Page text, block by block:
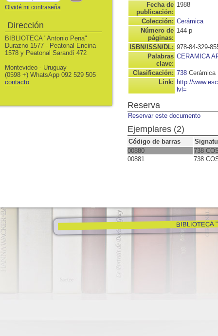
Fecha de
publicación:
1988
Colección: Cerámica
Número de
páginas:
144 p
ISBN/ISSN/DL: 978-84-329-
Palabras
clave:
CERAMICA
Clasificación: 738 Cerámica
Link: http://
lvl=
Reserva
Reservar este documento
Ejemplares (2)
Código de barras
00880
738
00881
738
BIBLIOTECA
Olvidé mi contraseña
Dirección
BIBLIOTECA "Antonio Pena"
Durazno 1577 - Peatonal Encina
1578 y Peatonal Sarandí 472
Montevideo - Uruguay
(0598 +) WhatsApp 092 529 505
contacto